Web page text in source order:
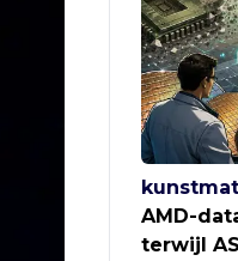
AMD-
terwijl